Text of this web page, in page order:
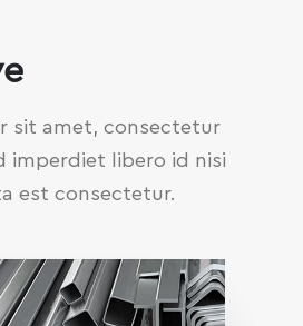
sit amet, consectetur
imperdiet libero id nisi
est consectetur.